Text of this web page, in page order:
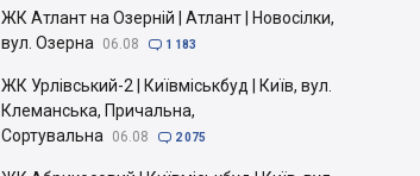
ЖК Атлант на Озерній | Атлант | Новосілки,
вул. Озерна
06.08  1 183
ЖК Урлівський-2 | Київміськбуд | Київ, вул.
Клеманська, Причальна,
Сортувальна
06.08  2 075